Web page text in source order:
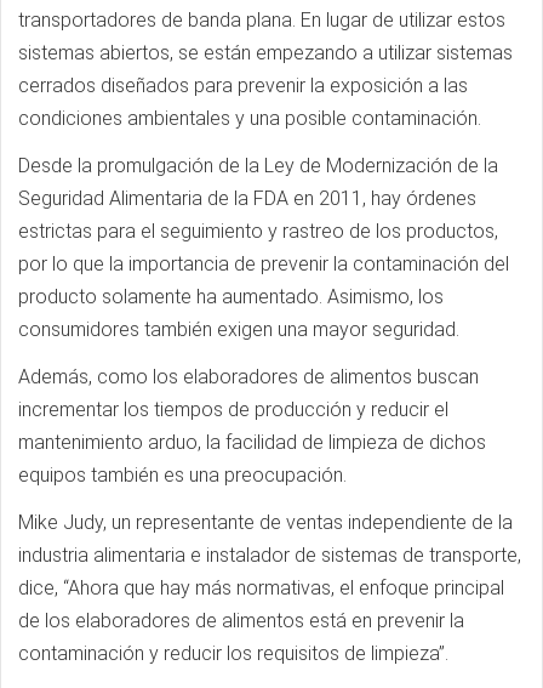
transportadores de banda plana. En lugar de utilizar estos
sistemas abiertos, se están empezando a utilizar sistemas
cerrados diseñados para prevenir la exposición a las
condiciones ambientales y una posible contaminación.
Desde la promulgación de la Ley de Modernización de la
Seguridad Alimentaria de la FDA en 2011, hay órdenes
estrictas para el seguimiento y rastreo de los productos,
por lo que la importancia de prevenir la contaminación del
producto solamente ha aumentado. Asimismo, los
consumidores también exigen una mayor seguridad.
Además, como los elaboradores de alimentos buscan
incrementar los tiempos de producción y reducir el
mantenimiento arduo, la facilidad de limpieza de dichos
equipos también es una preocupación.
Mike Judy, un representante de ventas independiente de la
industria alimentaria e instalador de sistemas de transporte,
dice, “Ahora que hay más normativas, el enfoque principal
de los elaboradores de alimentos está en prevenir la
contaminación y reducir los requisitos de limpieza”.